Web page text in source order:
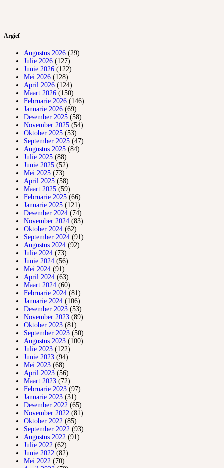
Argief
Augustus 2026 (29)
Julie 2026 (127)
Junie 2026 (122)
Mei 2026 (128)
April 2026 (124)
Maart 2026 (150)
Februarie 2026 (146)
Januarie 2026 (69)
Desember 2025 (58)
November 2025 (54)
Oktober 2025 (53)
September 2025 (47)
Augustus 2025 (84)
Julie 2025 (88)
Junie 2025 (52)
Mei 2025 (73)
April 2025 (58)
Maart 2025 (59)
Februarie 2025 (66)
Januarie 2025 (121)
Desember 2024 (74)
November 2024 (83)
Oktober 2024 (62)
September 2024 (91)
Augustus 2024 (92)
Julie 2024 (73)
Junie 2024 (56)
Mei 2024 (91)
April 2024 (63)
Maart 2024 (60)
Februarie 2024 (81)
Januarie 2024 (106)
Desember 2023 (53)
November 2023 (89)
Oktober 2023 (81)
September 2023 (50)
Augustus 2023 (100)
Julie 2023 (122)
Junie 2023 (94)
Mei 2023 (68)
April 2023 (56)
Maart 2023 (72)
Februarie 2023 (97)
Januarie 2023 (31)
Desember 2022 (65)
November 2022 (81)
Oktober 2022 (85)
September 2022 (93)
Augustus 2022 (91)
Julie 2022 (62)
Junie 2022 (82)
Mei 2022 (70)